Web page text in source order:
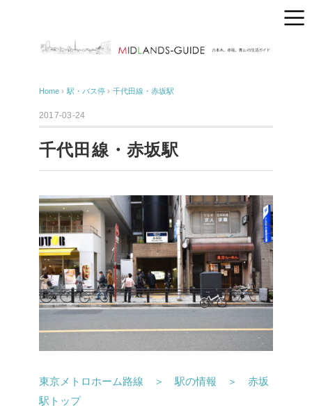
Home › 駅・バス停 › 千代田線・赤坂駅
2017-03-24
千代田線・赤坂駅
東京メトロホーム路線 ＞ 駅の情報 ＞ 赤坂
駅トップ